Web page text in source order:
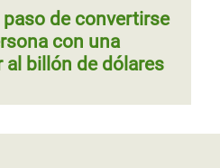
paso de convertirse
con una
billón de dólares